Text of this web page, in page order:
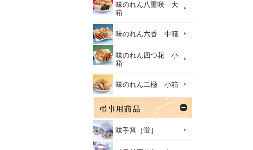
味のれん八重咲 大
箱
味のれん六香 中箱
味のれん四つ花 小
箱
味のれん二極 小箱
味手筥［蛍］